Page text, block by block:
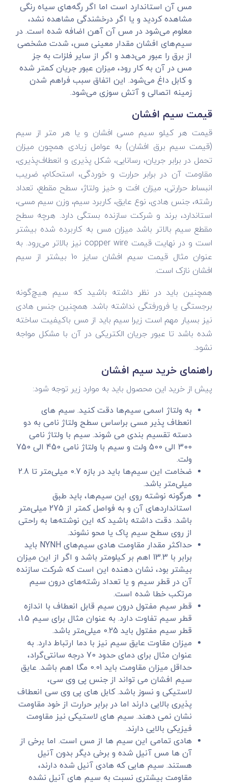
مس آن استاندارد است اما اگر رگه‌های سیاه رنگی
مشاهده کردید و یا اگر درخشندگی مشاهده نشد،
معلوم می‌شود در مس آن آهن اضافه شده است. در
سیم‌های افشان مقدار معینی مس، شدت مشخصی
از برق را عبور می‌دهد و اگر از سایر فلزات به جز
مس در آن به کار رود، میزان عبور جریان کمتر شده
و کابل داغ می‌شود. این اتفاق سبب فراهم شدن
زمینه اتصالی و آتش سوزی می‌شود.
قیمت سیم افشان
قیمت هر کیلو سیم مسی افشان و یا هر متر از سیم
(قیمت سیم برق افشان) به عوامل زیادی همچون میزان
تحمل در برابر جریان، رسانایی، شکل‌ پذیری و انعطاف‌پذیری،
مقاومت آن در برابر حرارت و خوردگی، استحکام، ضریب
انبساط حرارتی، میزان افت و خیز ولتاژ، سطح مقطع، تعداد
رشته، جنس هادی، نوع عایق، کاربرد سیم، وزن سیم مسی،
استاندارد، برند و شرکت سازنده بستگی دارد. هرچه سطح
مقطع سیم بالاتر باشد میزان مس به کاربرده شده بیشتر
است و در نهایت قیمت copper wire نیز بالاتر می‌رود. به
عنوان مثال قیمت سیم افشان سایز 10 بیشتر از سیم
افشان نازک است.
همچنین باید در نظر داشته باشید که سیم هیچ‌گونه
برجستگی یا فرورفتگی نداشته باشد. همچنین جنس هادی
نیز بسیار مهم است زیرا سیم باید از مس باکیفیت ساخته
شده باشد تا عبور جریان الکتریکی در آن با مشکل مواجه
نشود.
راهنمای خرید سیم افشان
پیش از خرید این محصول باید به موارد زیر توجه شود:
به ولتاژ اسمی سیم‌ها دقت کنید. سیم های
انعطاف پذیر مسی براساس سطح ولتاژ نامی به دو
دسته تقسیم بندی می شوند. سیم با ولتاژ نامی
300 الی 500 ولت و سیم با ولتاژ نامی 450 الی 750
ولت.
ضخامت این سیم‌ها باید در بازه 0.7 میلی‌متر تا 2.8
میلی‌متر باشد.
هرگونه نوشته روی این سیم‌ها، باید طبق
استانداردهای آن و به فواصل کمتر از 275 میلی‌متر
باشد. دقت داشته باشید که این نوشته‌ها به راحتی
از روی سطح سیم پاک یا محو نشوند.
حداکثر مقدار مقاومت هادی سیم‌های NYNH باید
برابر با 13.3 اهم بر کیلومتر باشد و اگر از این میزان
بیشتر بود، نشان دهنده این است که شرکت سازنده
آن در قطر سیم و یا تعداد رشته‌های درون سیم
مرتکب خطا شده است.
قطر سیم مفتول درون سیم قابل انعطاف با اندازه
قطر سیم تفاوت دارد. به عنوان مثال برای سیم 1.5،
قطر سیم مفتول باید 0.25 میلی‌متر باشد.
میزان مقاوت عایق سیم نیز با دما ارتباط دارد. به
عنوان مثال برای دمای حدود 70 درجه سانتی‌گراد،
حداقل میزان مقاومت باید 0.01 مگا اهم باشد. عایق
سیم افشان می تواند از جنس پی وی سی،
لاستیکی و نسوز باشد. کابل های پی وی سی انعطاف
پذیری بالایی دارند اما در برابر حرارت از خود مقاومت
نشان نمی دهند. سیم های لاستیکی نیز مقاومت
فیزیکی بالایی دارند.
هادی تمامی این سیم ها از مس است. اما برخی از
آن ها مس آنیل شده و برخی دیگر بدون آنیل
هستند. سیم هایی که هادی آنیل شده دارند،
مقاومت بیشتری نسبت به سیم های آنیل نشده